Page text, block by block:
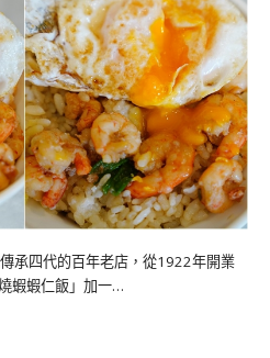
承四代的百年老店，從1922年開業
蝦蝦仁飯」加一…